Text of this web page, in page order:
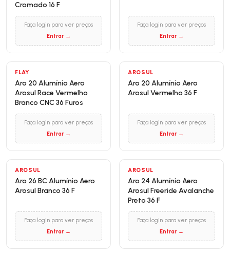
Cromado 16 F
Faça login para ver preços
Entrar →
Faça login para ver preços
Entrar →
FLAY
Aro 20 Alumínio Aero
Arosul Race Vermelho
Branco CNC 36 Furos
Faça login para ver preços
Entrar →
AROSUL
Aro 20 Alumínio Aero
Arosul Vermelho 36 F
Faça login para ver preços
Entrar →
AROSUL
Aro 26 BC Alumínio Aero
Arosul Branco 36 F
Faça login para ver preços
Entrar →
AROSUL
Aro 24 Alumínio Aero
Arosul Freeride Avalanche
Preto 36 F
Faça login para ver preços
Entrar →